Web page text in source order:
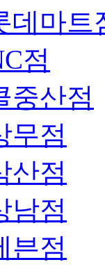
데마트
점
중산점
무점
산점
남점
븐점